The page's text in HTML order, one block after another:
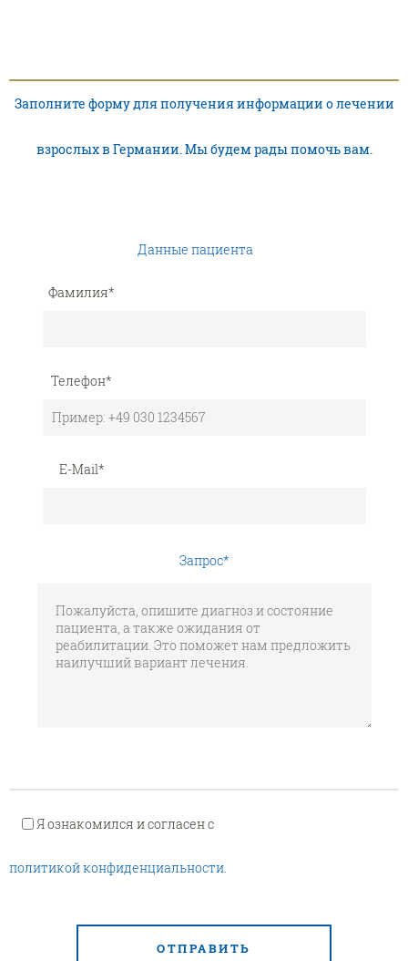
Заполните форму для получения информации о лечении
взрослых в Германии. Мы будем рады помочь вам.
Данные пациента
Фамилия*
Телефон*
E-Mail*
Запрос*
Я ознакомился и согласен с
политикой конфиденциальности.
ОТПРАВИТЬ